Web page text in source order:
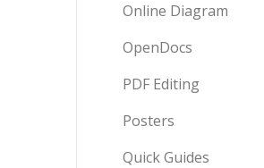
Online Diagram
OpenDocs
PDF Editing
Posters
Quick Guides